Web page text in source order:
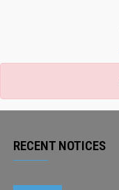
RECENT NOTICES